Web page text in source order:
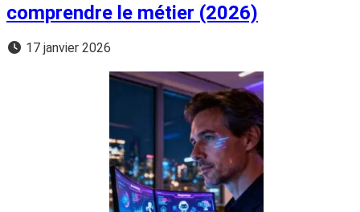
comprendre le métier (2026)
17 janvier 2026